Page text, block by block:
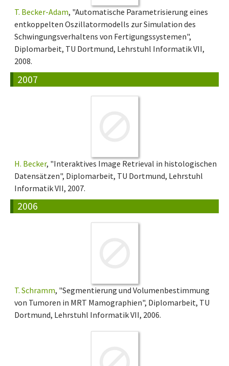
T. Becker-Adam, "Automatische Parametrisierung eines
entkoppelten Oszillatormodells zur Simulation des
Schwingungsverhaltens von Fertigungssystemen",
Diplomarbeit, TU Dortmund, Lehrstuhl Informatik VII,
2008.
2007
H. Becker, "Interaktives Image Retrieval in histologischen
Datensätzen", Diplomarbeit, TU Dortmund, Lehrstuhl
Informatik VII, 2007.
2006
T. Schramm, "Segmentierung und Volumenbestimmung
von Tumoren in MRT Mamographien", Diplomarbeit, TU
Dortmund, Lehrstuhl Informatik VII, 2006.